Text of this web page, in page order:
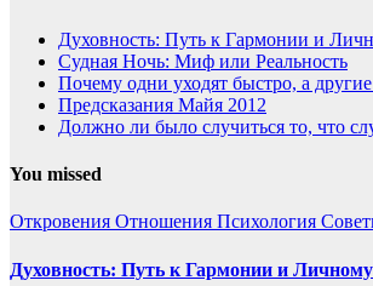
Духовность: Путь к Гармонии и
Судная Ночь: Миф или Реальность
Почему одни уходят быстро, а
Предсказания Майя 2012
Должно ли было случиться то, что
You missed
Откровения Отношения Психология
Духовность: Путь к Гармонии и Личному